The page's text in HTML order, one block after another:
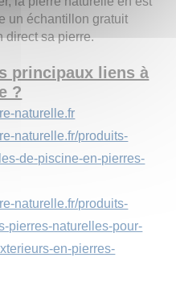
un échantillon gratuit
direct sa pierre.
principaux liens à
?
naturelle.fr
naturelle.fr/produits-
de-piscine-en-pierres-
naturelle.fr/produits-
pierres-naturelles-pour-
en-pierres-